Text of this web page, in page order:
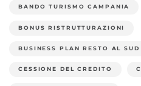
BANDO TURISMO CAMPANIA
BONUS RISTRUTTURAZIONI
BUSINESS PLAN RESTO AL SUD
CESSIONE DEL CREDITO